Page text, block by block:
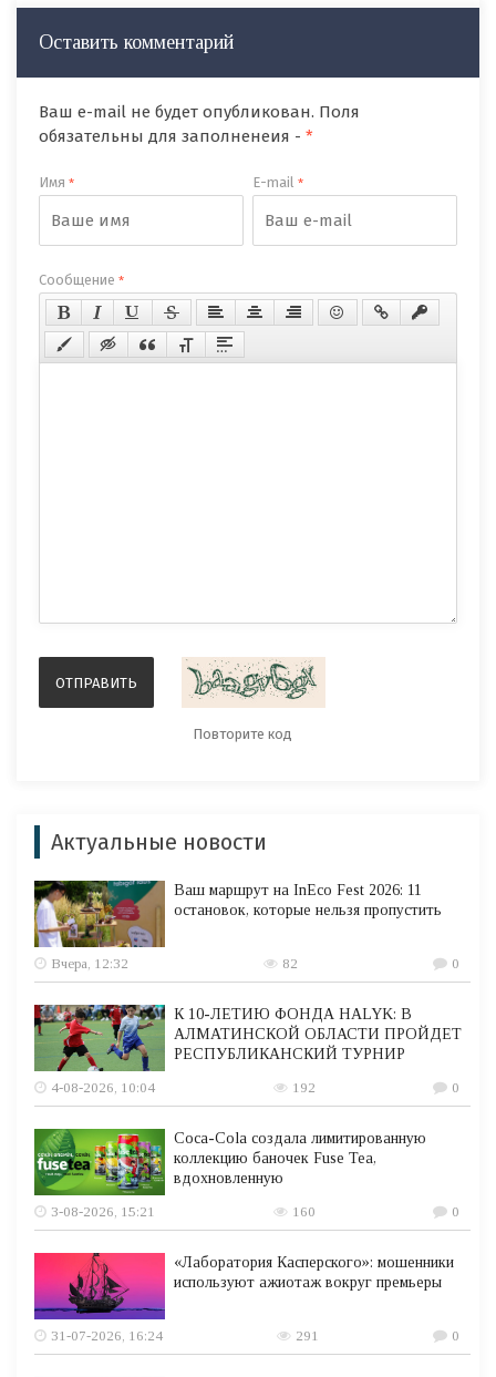
Оставить комментарий
Ваш e-mail не будет опубликован. Поля
обязательны для заполненеия - *
Имя * E-mail*
Сообщение *
Актуальные новости
Ваш маршрут на InEco Fest 2026: 11
остановок, которые нельзя пропустить
Вчера, 12:32 82 0
К 10-ЛЕТИЮ ФОНДА HALYK: В
АЛМАТИНСКОЙ ОБЛАСТИ ПРОЙДЕТ
РЕСПУБЛИКАНСКИЙ ТУРНИР
4-08-2026, 10:04
192 0
Coca-Cola создала лимитированную
коллекцию баночек Fuse Tea,
вдохновленную
3-08-2026, 15:21
160 0
«Лаборатория Касперского»: мошенники
используют ажиотаж вокруг премьеры
31-07-2026, 16:24 291 0